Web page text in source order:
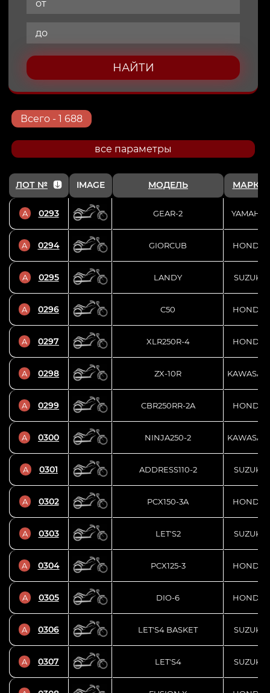
НАЙТИ
Всего - 1 688
все параметры
ЛОТ № IMAGE МОДЕЛЬ МАРКА
A 0293 GEAR-2 YAMAHA
A 0294 GIORCUB HONDA
A 0295 LANDY SUZUKI
A 0296 C50 HONDA
A 0297 XLR250R-4 HONDA
A 0298 ZX-10R KAWASAKI
A 0299 CBR250RR-2A HONDA
A 0300 NINJA250-2 KAWASAKI
A 0301 ADDRESS110-2 SUZUKI
A 0302 PCX150-3A HONDA
A 0303 LET'S2 SUZUKI
A 0304 PCX125-3 HONDA
A 0305 DIO-6 HONDA
A 0306 LET'S4 BASKET SUZUKI
A 0307 LET'S4 SUZUKI